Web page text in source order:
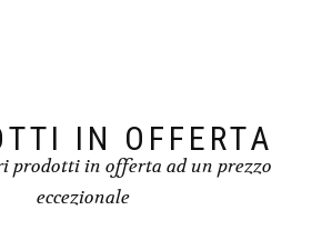
IN OFFERTA
prodotti in offerta ad un prezzo
eccezionale